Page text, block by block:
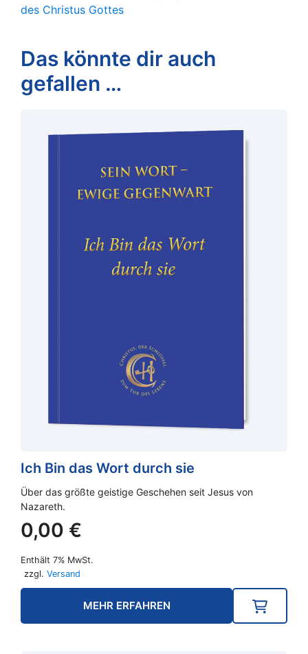
des Christus Gottes
Das könnte dir auch
gefallen …
Ich Bin das Wort durch sie
Über das größte geistige Geschehen seit Jesus von
Nazareth.
0,00 €
Enthält 7% MwSt.
zzgl. Versand
MEHR ERFAHREN